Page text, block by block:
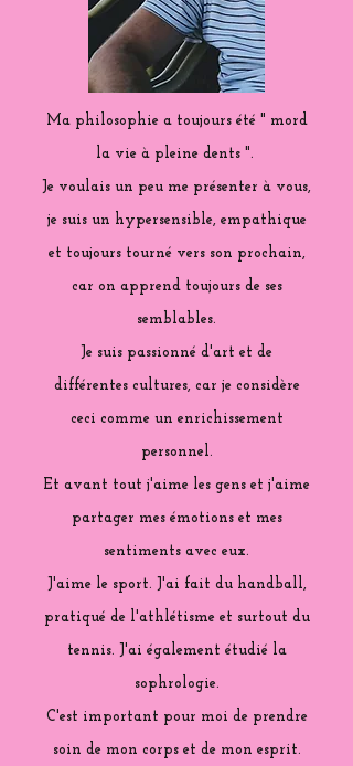
Ma philosophie a toujours été " mord
la vie à pleine dents ".
Je voulais un peu me présenter à vous,
je suis un hypersensible, empathique
et toujours tourné vers son prochain,
car on apprend toujours de ses
semblables.
Je suis passionné d'art et de
différentes cultures, car je considère
ceci comme un enrichissement
personnel.
Et avant tout j'aime les gens et j'aime
partager mes émotions et mes
sentiments avec eux.
J'aime le sport. J'ai fait du handball,
pratiqué de l'athlétisme et surtout du
tennis. J'ai également étudié la
sophrologie.
C'est important pour moi de prendre
soin de mon corps et de mon esprit.